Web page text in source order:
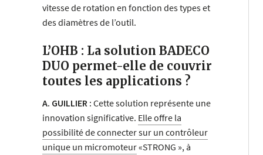
vitesse de rotation en fonction des types et
des diamètres de l’outil.
L’OHB : La solution BADECO
DUO permet-elle de couvrir
toutes les applications ?
A. GUILLIER : Cette solution représente une
innovation significative. Elle offre la
possibilité de connecter sur un contrôleur
unique un micromoteur«STRONG », à